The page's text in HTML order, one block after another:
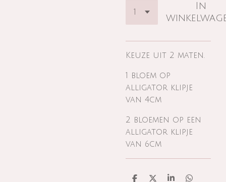
In
Keuze uit 2 maten.
1 bloem op
alligator klipje
van 4cm
2 bloemen op een
alligator klipje
van 6cm